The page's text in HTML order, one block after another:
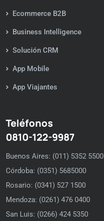
Ecommerce B2B
Business Intelligence
Solución CRM
App Mobile
App Viajantes
Teléfonos
0810-122-9987
Buenos Aires: (011) 5352 5500
Córdoba: (0351) 5685000
Rosario: (0341) 527 1500
Mendoza: (0261) 476 0400
San Luis: (0266) 424 5350